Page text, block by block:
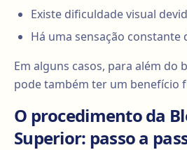
Existe dificuldade visual
Há uma sensação constante
Em alguns casos, para além do
pode também ter um benefício
O procedimento da
Superior: passo a